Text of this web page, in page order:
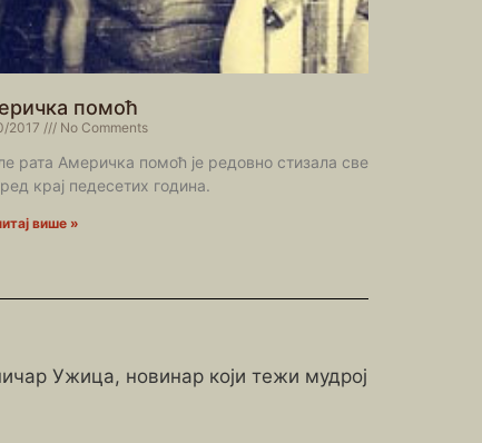
помоћ
2017 No Comments
рата Америчка помоћ је редовно стизала све
крај педесетих година.
више »
Ужица, новинар који тежи мудрој